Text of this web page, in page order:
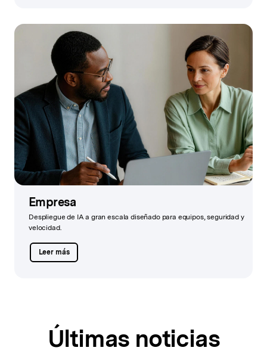
Empresa
Despliegue de IA a gran escala diseñado para equipos, seguridad y
velocidad.
Leer más
Últimas noticias